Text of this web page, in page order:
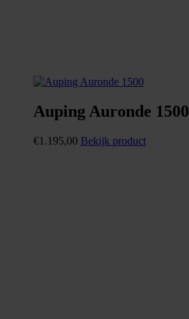
Auping Auronde 1500
€1.195,00 Bekijk product